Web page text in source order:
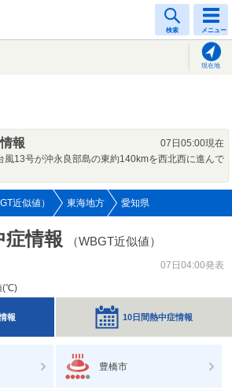
検索 メニュー
現在地
報
07日05:00現在
風13号が沖永良部島の東約140kmを西北西に進んで
近似値） 東海地方 愛知県
症情報 （WBGT近似値）
07日04:00発表
(℃)
報 10日間熱中症情報
豊橋市